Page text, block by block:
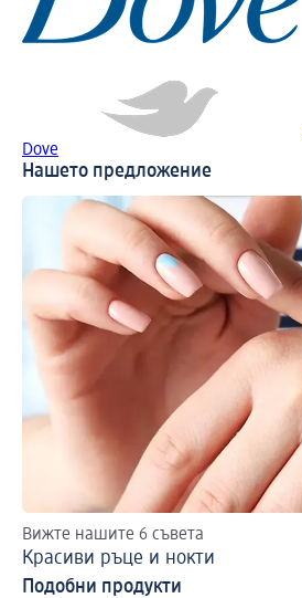
Dove
Нашето предложение
Вижте нашите 6 съвета
Красиви ръце и нокти
Подобни продукти